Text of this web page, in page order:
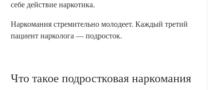
себе действие наркотика.
Наркомания стремительно молодеет. Каждый третий
пациент нарколога — подросток.
Что такое подростковая наркомания